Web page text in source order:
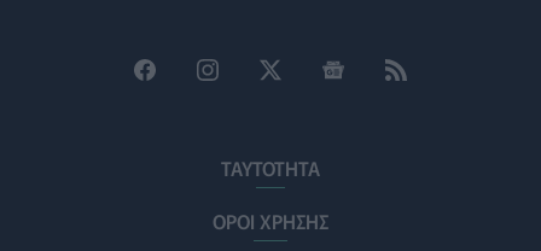
ΠΟΛΙΤΙΚΉ ΥΓΕΊΑΣ 07/08/2026 - 14:39
σοβαρής εγκεφαλικής κάκωσης
ΤΑΥΤΟΤΗΤΑ
ΟΡΟΙ ΧΡΗΣΗΣ